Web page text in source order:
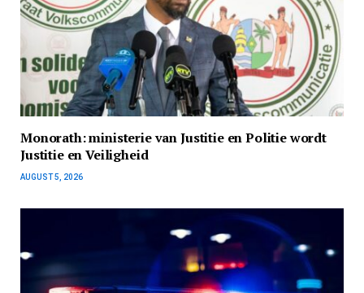
Monorath: ministerie van Justitie en Politie wordt
Justitie en Veiligheid
AUGUST 5, 2026